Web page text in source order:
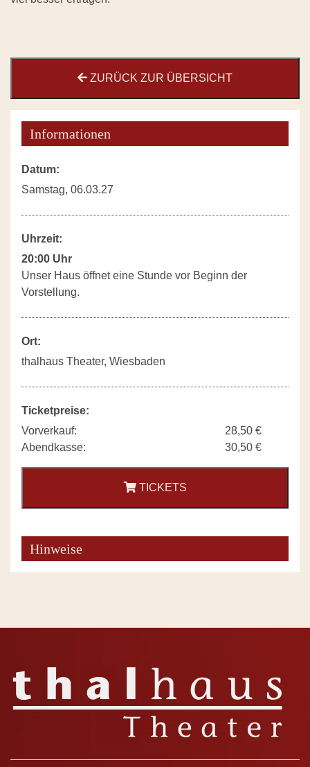
ZURÜCK ZUR ÜBERSICHT
Informationen
Datum:
Samstag, 06.03.27
Uhrzeit:
20:00 Uhr
Unser Haus öffnet eine Stunde vor Beginn der
Vorstellung.
Ort:
thalhaus Theater, Wiesbaden
Ticketpreise:
Vorverkauf:
28,50 €
Abendkasse:
30,50 €
TICKETS
Hinweise